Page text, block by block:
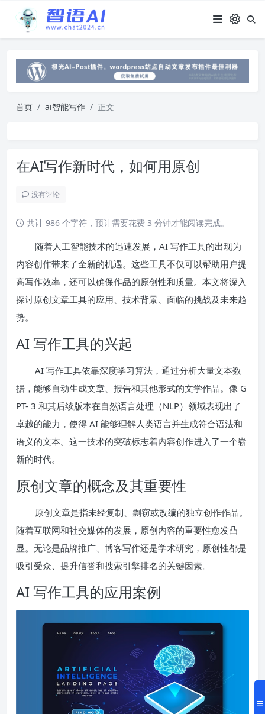
首页 ai智能写作 正文
在AI写作新时代，如何用原创
没有评论
共计 986 个字符，预计需要花费 3 分钟才能阅读完成。
随着人工智能技术的迅速发展，AI 写作工具的出现为
内容创作带来了全新的机遇。这些工具不仅可以帮助用户提
高写作效率，还可以确保作品的原创性和质量。本文将深入
探讨原创文章工具的应用、技术背景、面临的挑战及未来趋
势。
AI 写作工具的兴起
AI 写作工具依靠深度学习算法，通过分析大量文本数
据，能够自动生成文章、报告和其他形式的文学作品。像 G
PT- 3 和其后续版本在自然语言处理（NLP）领域表现出了
卓越的能力，使得 AI 能够理解人类语言并生成符合语法和
语义的文本。这一技术的突破标志着内容创作进入了一个崭
新的时代。
原创文章的概念及其重要性
原创文章是指未经复制、剽窃或改编的独立创作作品。
随着互联网和社交媒体的发展，原创内容的重要性愈发凸
显。无论是品牌推广、博客写作还是学术研究，原创性都是
吸引受众、提升信誉和搜索引擎排名的关键因素。
AI 写作工具的应用案例